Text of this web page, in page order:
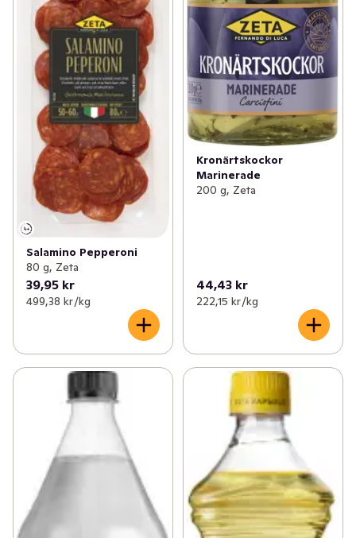
Salamino Pepperoni
80 g, Zeta
39,95 kr
499,38 kr /kg
Kronärtskockor
Marinerade
200 g, Zeta
44,43 kr
222,15 kr /kg